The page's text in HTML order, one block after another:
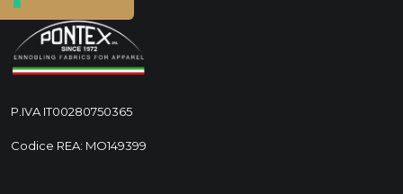
P.IVA IT00280750365
Codice REA: MO149399